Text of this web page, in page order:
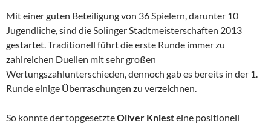
Mit einer guten Beteiligung von 36 Spielern, darunter 10
Jugendliche, sind die Solinger Stadtmeisterschaften 2013
gestartet. Traditionell führt die erste Runde immer zu
zahlreichen Duellen mit sehr großen
Wertungszahlunterschieden, dennoch gab es bereits in der 1.
Runde einige Überraschungen zu verzeichnen.
So konnte der topgesetzteOliver Kniesteine positionell